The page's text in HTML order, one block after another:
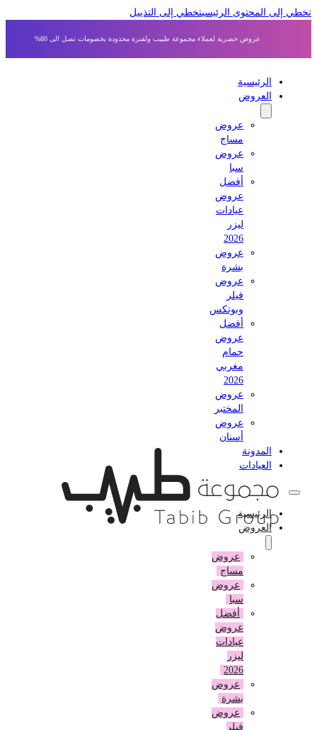
إلى المحتوى الرئيسي تخطي إلى التذييل
عروض حصرية لعملاء مجموعة طبيب ولفترة محدودة بخصومات تصل الى 80%
الرئيسية
العروض
عروض
مساج
عروض
أفضل
عروض
عيادات
عروض
بشرة
عروض
وبوتكس
أفضل
عروض
حمام
مغربي
عروض
المختبر
عروض
أسنان
المدونة
العيادات
الرئيسية
العروض
عروض
مساج
عروض
أفضل
عروض
عيادات
عروض
بشرة
عروض